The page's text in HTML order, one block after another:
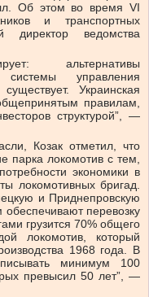
Об этом во время VI
и транспортных
директор ведомства
альтернативы
системы управления
Украинская
правилам,
структурой”, —
Козак отметил, что
парка локомотив с тем,
экономики в
локомотивных бригад.
и Приднепровскую
перевозку
грузится 70% общего
локомотив, который
1968 года. В
минимум 100
превысил 50 лет”, —